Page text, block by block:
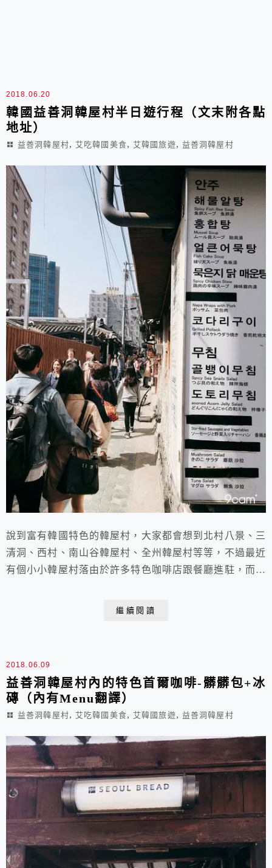
2018.06.20
韓國益善洞韓屋村半日遊行程（文末附各點
地址）
益善洞韓屋村,艾吃韓國美食,艾韓國旅遊, 益善洞韓屋村
說到富有韓國特色的韓屋村，大家都會想到北村八景、三
清洞、西村、南山谷韓屋村、全州韓屋村等等，不過最近
有個小小韓屋村落由於許多特色咖啡店跟餐廳進駐，而在
繼續閱讀
2018.06.09
益善洞韓屋村內的特色首爾咖啡-髒髒包+冰
磚（內有Menu翻譯）
益善洞韓屋村,艾吃韓國美食,艾韓國旅遊, 益善洞韓屋村